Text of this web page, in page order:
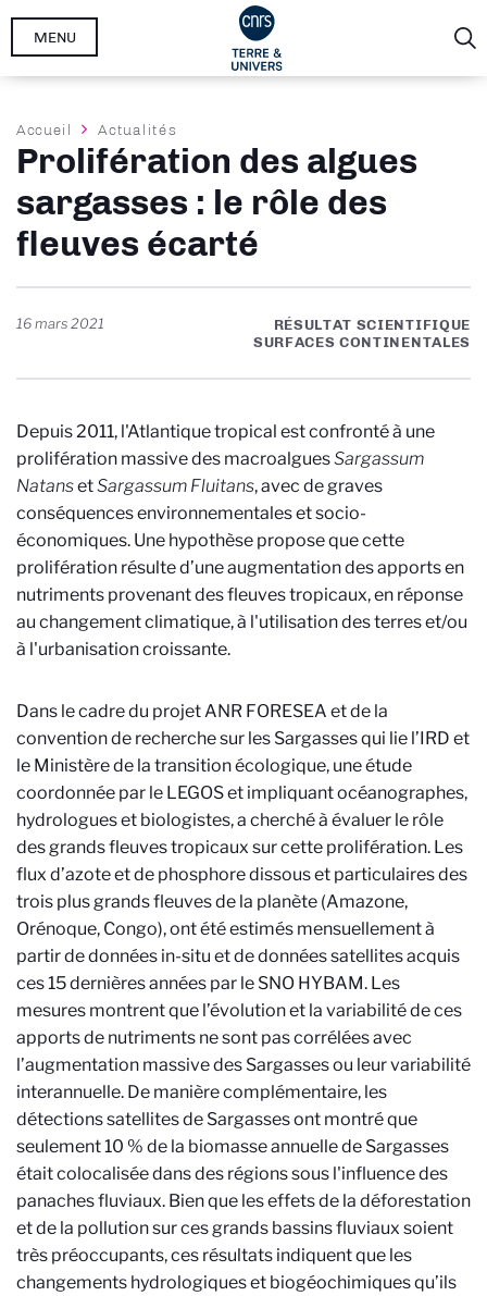
Aller
MENU
Fil
d'Ariane
Accueil Actualités
Prolifération des algues
sargasses : le rôle des
fleuves écarté
16 mars 2021
RÉSULTAT SCIENTIFIQUE
SURFACES CONTINENTALES
Depuis 2011, l'Atlantique tropical est confronté à une
prolifération massive des macroalguesSargassum
NatansetSargassum Fluitans, avec de graves
conséquences environnementales et socio-
économiques. Une hypothèse propose que cette
prolifération résulte d’une augmentation des apports en
nutriments provenant des fleuves tropicaux, en réponse
au changement climatique, à l'utilisation des terres et/ou
à l'urbanisation croissante.
Dans le cadre du projet ANR FORESEA et de la
convention de recherche sur les Sargasses qui lie l’IRD et
le Ministère de la transition écologique, une étude
coordonnée par le LEGOS et impliquant océanographes,
hydrologues et biologistes, a cherché à évaluer le rôle
des grands fleuves tropicaux sur cette prolifération. Les
flux d’azote et de phosphore dissous et particulaires des
trois plus grands fleuves de la planète (Amazone,
Orénoque, Congo), ont été estimés mensuellement à
partir de données in-situ et de données satellites acquis
ces 15 dernières années par le SNO HYBAM. Les
mesures montrent que l’évolution et la variabilité de ces
apports de nutriments ne sont pas corrélées avec
l’augmentation massive des Sargasses ou leur variabilité
interannuelle. De manière complémentaire, les
détections satellites de Sargasses ont montré que
seulement 10 % de la biomasse annuelle de Sargasses
était colocalisée dans des régions sous l'influence des
panaches fluviaux. Bien que les effets de la déforestation
et de la pollution sur ces grands bassins fluviaux soient
très préoccupants, ces résultats indiquent que les
changements hydrologiques et biogéochimiques qu’ils